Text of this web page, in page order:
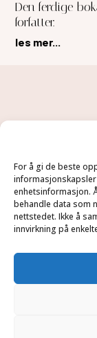
For å gi de beste
enhetsinformasjon.
behandle data som
nettstedet. Ikke å
innvirkning på
Den ferdige
forfatter.
les mer...
Velg
Hjem
Om